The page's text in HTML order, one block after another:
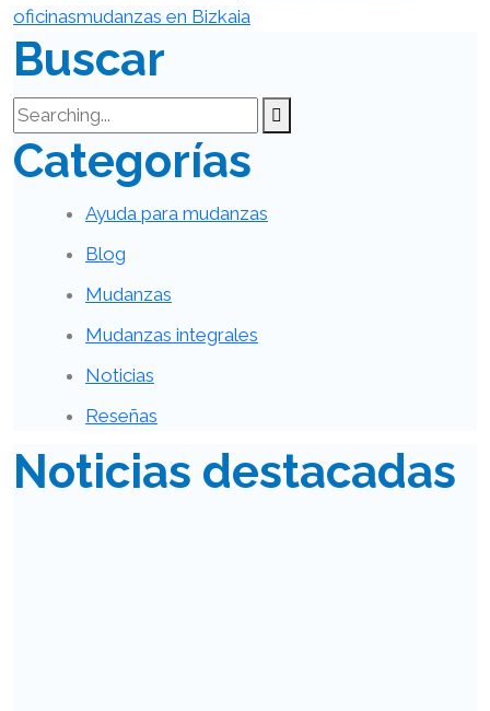
oficinasmudanzas en Bizkaia
Buscar
Categorías
Ayuda para mudanzas
Blog
Mudanzas
Mudanzas integrales
Noticias
Reseñas
Noticias destacadas